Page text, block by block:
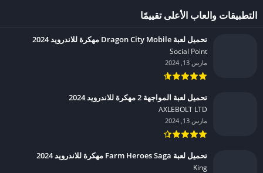
التطبيقات والعاب الأعلى تقييمًا
تحميل لعبة Dragon City Mobile مهكرة للاندرويد 2024
Social Point‏
مارس 13, 2024
تحميل لعبة المواجهة 2 مهكرة للاندرويد 2024
AXLEBOLT LTD‏
مارس 13, 2024
تحميل لعبة Farm Heroes Saga مهكرة للاندرويد 2024
King‏